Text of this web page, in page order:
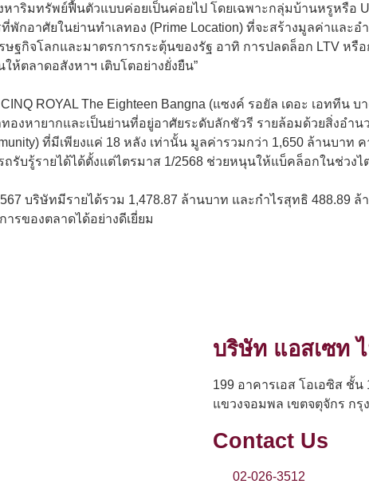
าริมทรัพย์ฟื้นตัวแบบค่อยเป็นค่อยไป โดยเฉพาะกลุ่มบ้านหรูหรือ
พักอาศัยในย่านทำเลทอง (Prime Location) ที่จะสร้างมูลค่าและ
ฐกิจโลกและมาตรการกระตุ้นของรัฐ อาทิ การปลดล็อก LTV หรื
ห้ตลาดอสังหาฯ เติบโตอย่างยั่งยืน”
ROYAL The Eighteen Bangna (แซงค์ รอยัล เดอะ เอททีน บ
องหายากและเป็นย่านที่อยู่อาศัยระดับลักชัวรี รายล้อมด้วยสิ่งอำ
ที่มีเพียงแค่ 18 หลัง เท่านั้น มูลค่ารวมกว่า 1,650 ล้านบาท
รับรู้รายได้ได้ตั้งแต่ไตรมาส 1/2568 ช่วยหนุนให้แบ็คล็อกในช่วง
บริษัทมีรายได้รวม 1,478.87 ล้านบาท และกำไรสุทธิ 488.89
รของตลาดได้อย่างดีเยี่ยม
บริษัท แอสเซท
199 อาคารเอส โอเอซิส ชั้
แขวงจอมพล เขตจตุจักร กรุ
Contact Us
02-026-3512